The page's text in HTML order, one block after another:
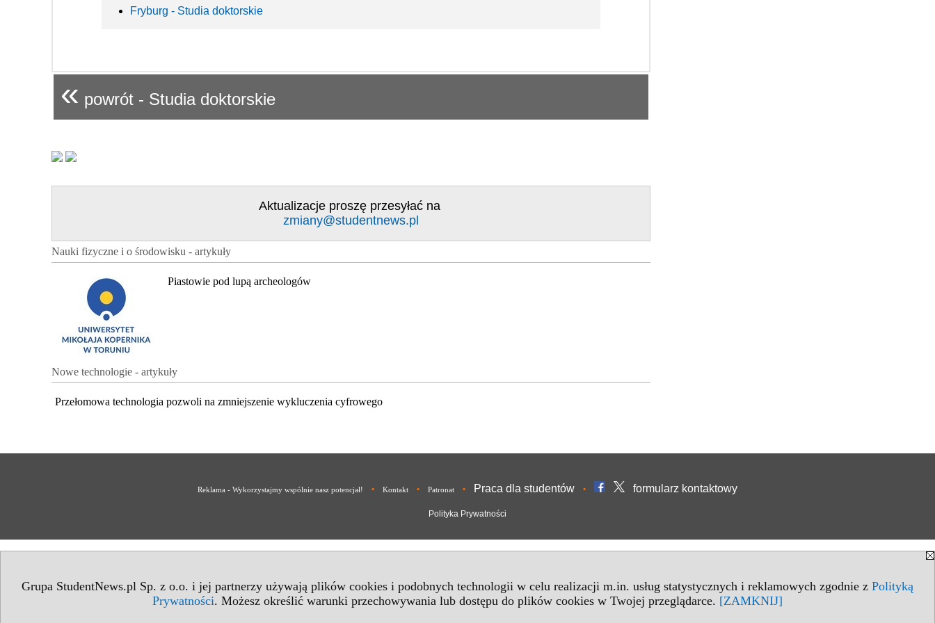
Grupa StudentNews.pl Sp. z o.o. i jej partnerzy używają plików cookies i podobnych technologii w celu realizacji m.in. usług statystycznych i reklamowych zgodnie z Polityką
Prywatności. Możesz określić warunki przechowywania lub dostępu do plików cookies w Twojej przeglądarce. [ZAMKNIJ]
Fryburg - Studia doktorskie
« powrót - Studia doktorskie
Aktualizacje proszę przesyłać na
zmiany@studentnews.pl
Nauki fizyczne i o środowisku - artykuły
Piastowie pod lupą archeologów
Nowe technologie - artykuły
Przełomowa technologia pozwoli na zmniejszenie wykluczenia cyfrowego
Reklama - Wykorzystajmy wspólnie nasz potencjał! • Kontakt • Patronat • Praca dla studentów • formularz kontaktowy
Polityka Prywatności